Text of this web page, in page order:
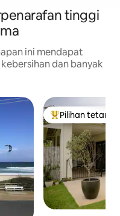
tinggi
ini mendapat
dan banyak
Pilihan utama
Pilihan tetamu